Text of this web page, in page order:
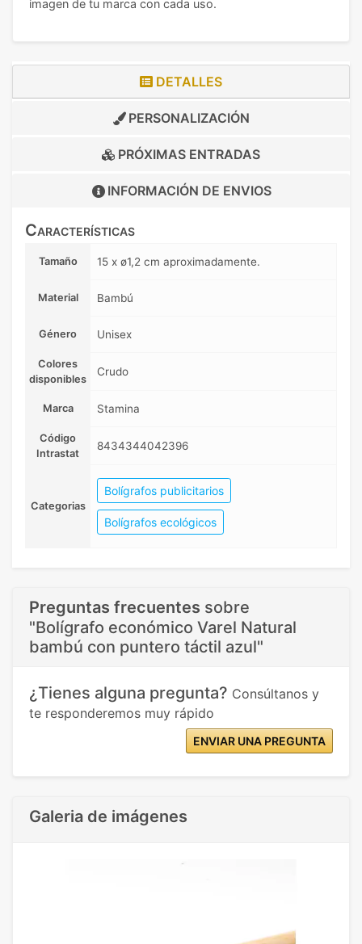
imagen de tu marca con cada uso.
DETALLES
PERSONALIZACIÓN
PRÓXIMAS ENTRADAS
INFORMACIÓN DE ENVIOS
Características
Tamaño 15 x ø1,2 cm aproximadamente.
Material Bambú
Género Unisex
Colores
disponibles
Crudo
Marca Stamina
Código
Intrastat
8434344042396
Categorias
Bolígrafos publicitarios
Bolígrafos ecológicos
Preguntas frecuentes sobre
"Bolígrafo económico Varel Natural
bambú con puntero táctil azul"
¿Tienes alguna pregunta? Consúltanos y
te responderemos muy rápido
ENVIAR UNA PREGUNTA
Galeria de imágenes